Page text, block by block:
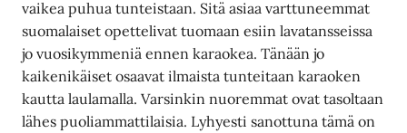
vaikea puhua tunteistaan. Sitä asiaa varttuneemmat
suomalaiset opettelivat tuomaan esiin lavatansseissa
jo vuosikymmeniä ennen karaokea. Tänään jo
kaikenikäiset osaavat ilmaista tunteitaan karaoken
kautta laulamalla. Varsinkin nuoremmat ovat tasoltaan
lähes puoliammattilaisia. Lyhyesti sanottuna tämä on